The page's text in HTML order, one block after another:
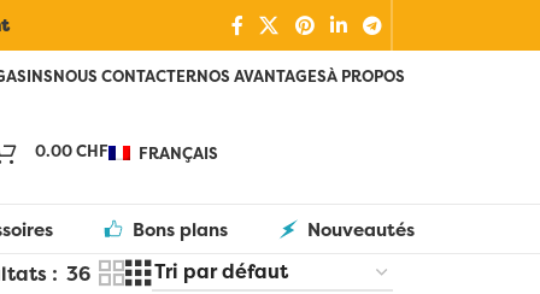
NOUS CONTACTERNOS AVANTAGESÀ PROPOS
0.00CHF FRANÇAIS
Bons plans Nouveautés
36